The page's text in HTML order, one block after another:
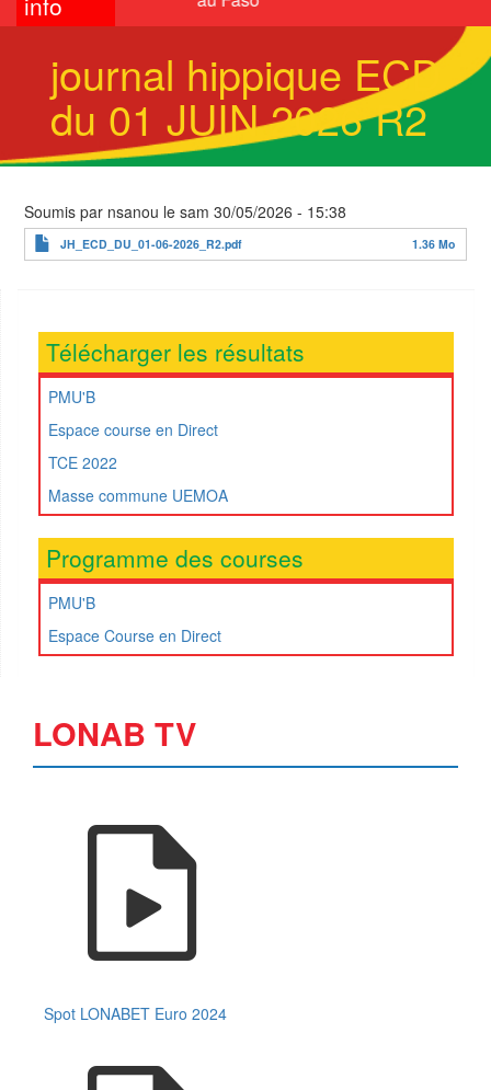
journal hippique ECD
du 01 JUIN 2026 R2
Soumis par nsanou le sam 30/05/2026 - 15:38
JH_ECD_DU_01-06-2026_R2.pdf 1.36 Mo
Télécharger les résultats
PMU'B
Espace course en Direct
TCE 2022
Masse commune UEMOA
Programme des courses
PMU'B
Espace Course en Direct
LONAB TV
Spot LONABET Euro 2024